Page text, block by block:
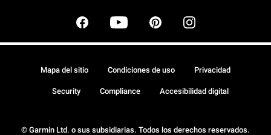
© Garmin Ltd. o sus subsidiarias. Todos los derechos reservados.
Mapa del sitio Condiciones de uso Privacidad
Security Compliance Accesibilidad digital